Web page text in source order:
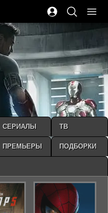
СЕРИАЛЫ ТВ
ПРЕМЬЕРЫ ПОДБОРКИ